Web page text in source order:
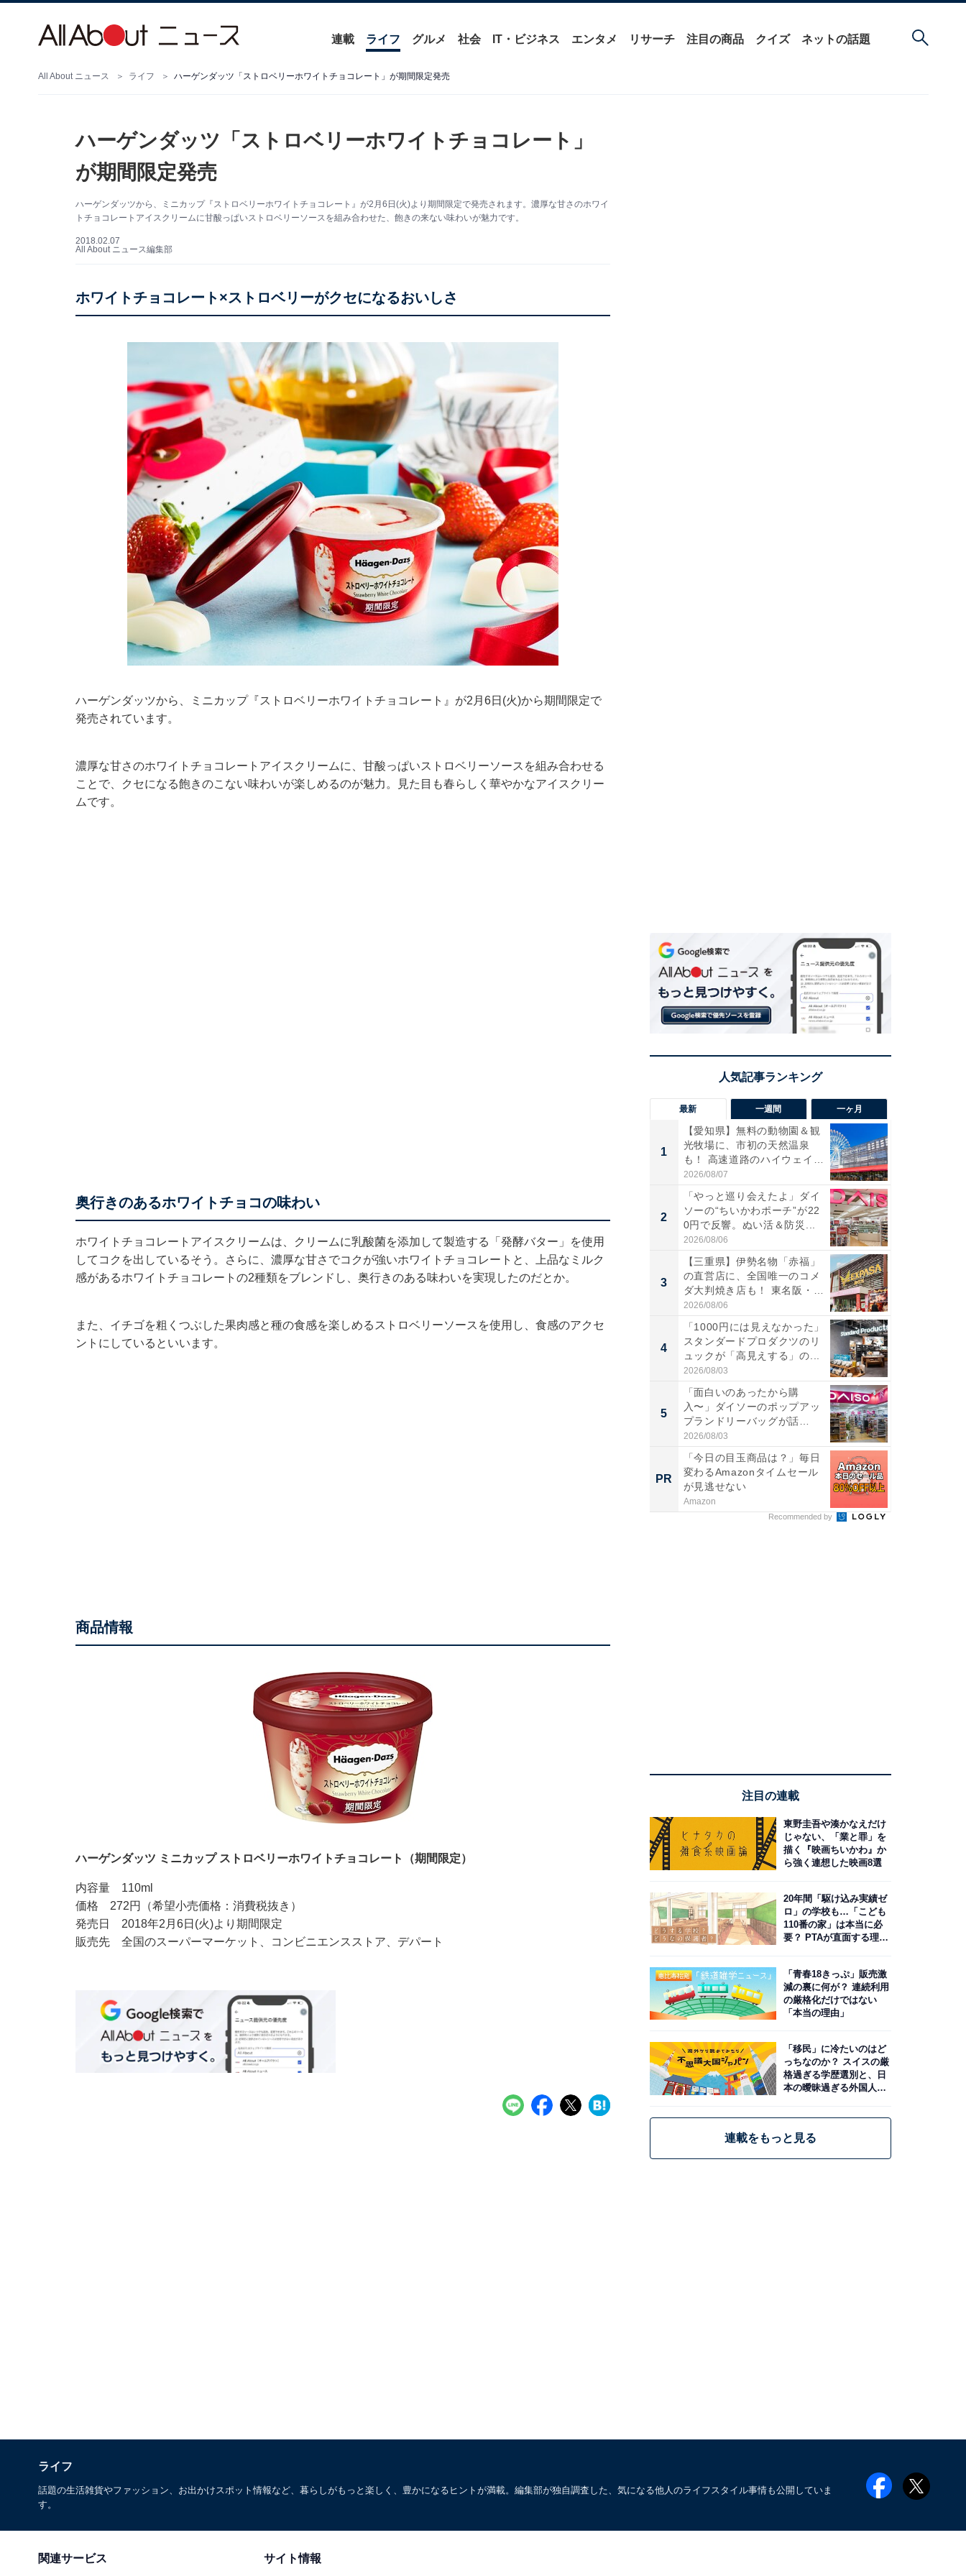
連載 ライフ グルメ 社会 IT・ビジネス エンタメ リサーチ 注目の商品 クイズ ネットの話題
All About ニュース ライフ ハーゲンダッツ「ストロベリーホワイトチョコレート」が期間限定発売
ハーゲンダッツ「ストロベリーホワイトチョコレート」
が期間限定発売
ハーゲンダッツから、ミニカップ『ストロベリーホワイトチョコレート』が2月6日(火)より期間限定で発売されます。濃厚な甘さのホワイ
トチョコレートアイスクリームに甘酸っぱいストロベリーソースを組み合わせた、飽きの来ない味わいが魅力です。
2018.02.07
All About ニュース編集部
ホワイトチョコレート×ストロベリーがクセになるおいしさ
ハーゲンダッツから、ミニカップ『ストロベリーホワイトチョコレート』が2月6日(火)から期間限定で
発売されています。
濃厚な甘さのホワイトチョコレートアイスクリームに、甘酸っぱいストロベリーソースを組み合わせる
ことで、クセになる飽きのこない味わいが楽しめるのが魅力。見た目も春らしく華やかなアイスクリー
ムです。
奥行きのあるホワイトチョコの味わい
ホワイトチョコレートアイスクリームは、クリームに乳酸菌を添加して製造する「発酵バター」を使用
してコクを出しているそう。さらに、濃厚な甘さでコクが強いホワイトチョコレートと、上品なミルク
感があるホワイトチョコレートの2種類をブレンドし、奥行きのある味わいを実現したのだとか。
また、イチゴを粗くつぶした果肉感と種の食感を楽しめるストロベリーソースを使用し、食感のアクセ
ントにしているといいます。
商品情報
ハーゲンダッツ ミニカップ ストロベリーホワイトチョコレート（期間限定）
内容量 110ml
価格 272円（希望小売価格：消費税抜き）
発売日 2018年2月6日(火)より期間限定
販売先 全国のスーパーマーケット、コンビニエンスストア、デパート
最新 一週間 一ヶ月
1
【愛知県】無料の動物園＆観
光牧場に、市初の天然温泉
も！ 高速道路のハイウェイオ
ア...
2026/08/07
2
「やっと巡り会えたよ」ダイ
ソーの“ちいかわポーチ”が22
0円で反響。ぬい活＆防災...
2026/08/06
3
【三重県】伊勢名物「赤福」
の直営店に、全国唯一のコメ
ダ大判焼き店も！ 東名阪・
伊...
2026/08/06
4
「1000円には見えなかった」
スタンダードプロダクツのリ
ュックが「高見えする」の...
2026/08/03
5
「面白いのあったから購
入〜」ダイソーのポップアッ
プランドリーバッグが話
題。“さま...
2026/08/03
PR
「今日の目玉商品は？」毎日
変わるAmazonタイムセール
が見逃せない
Amazon
Recommended by
注目の連載
東野圭吾や湊かなえだけ
じゃない、「業と罪」を
描く『映画ちいかわ』か
ら強く連想した映画8選
20年間「駆け込み実績ゼ
ロ」の学校も…「こども
110番の家」は本当に必
要？ PTAが直面する理想
「青春18きっぷ」販売激
減の裏に何が？ 連続利用
の厳格化だけではない
「本当の理由」
「移民」に冷たいのはど
っちなのか？ スイスの厳
格過ぎる学歴選別と、日
本の曖昧過ぎる外国人政
連載をもっと見る
ライフ
話題の生活雑貨やファッション、お出かけスポット情報など、暮らしがもっと楽しく、豊かになるヒントが満載。編集部が独自調査した、気になる他人のライフスタイル事情も公開していま
す。
関連サービス サイト情報